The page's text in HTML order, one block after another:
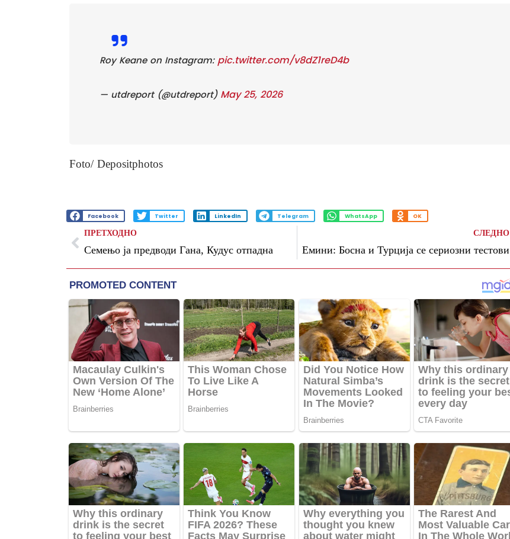
Roy Keane on Instagram: pic.twitter.com/v8dZ1reD4b
— utdreport (@utdreport) May 25, 2026
Foto/ Depositphotos
Facebook Twitter LinkedIn Telegram WhatsApp OK
ПРЕТХОДНО
Семењо ја предводи Гана, Кудус отпадна
СЛЕДНО
Емини: Босна и Турција се сериозни тестови